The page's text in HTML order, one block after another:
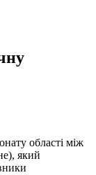
області між
який